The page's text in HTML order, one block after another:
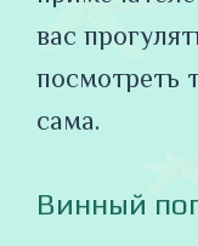
вас
посмотреть
сама.
Винный